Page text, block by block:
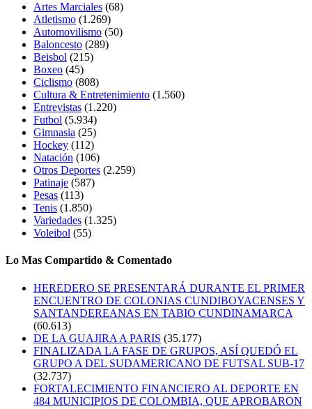
Artes Marciales (68)
Atletismo (1.269)
Automovilismo (50)
Baloncesto (289)
Beisbol (215)
Boxeo (45)
Ciclismo (808)
Cultura & Entretenimiento (1.560)
Entrevistas (1.220)
Futbol (5.934)
Gimnasia (25)
Hockey (112)
Natación (106)
Otros Deportes (2.259)
Patinaje (587)
Pesas (113)
Tenis (1.850)
Variedades (1.325)
Voleibol (55)
Lo Mas Compartido & Comentado
HEREDERO SE PRESENTARÁ DURANTE EL PRIMER
ENCUENTRO DE COLONIAS CUNDIBOYACENSES Y
SANTANDEREANAS EN TABIO CUNDINAMARCA
(60.613)
DE LA GUAJIRA A PARIS (35.177)
FINALIZADA LA FASE DE GRUPOS, ASÍ QUEDÓ EL
GRUPO A DEL SUDAMERICANO DE FUTSAL SUB-17
(32.737)
FORTALECIMIENTO FINANCIERO AL DEPORTE EN
484 MUNICIPIOS DE COLOMBIA, QUE APROBARON